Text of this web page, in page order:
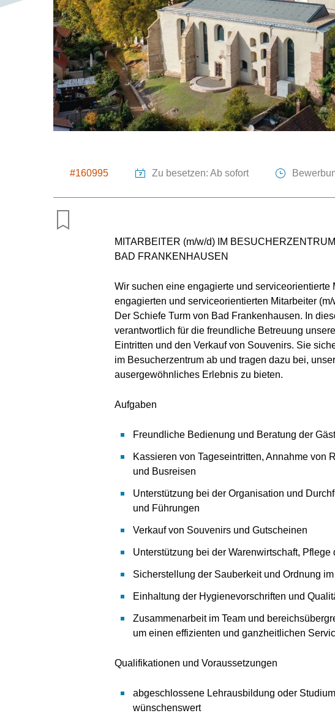
#160995 Zu besetzen: Ab sofort
MITARBEITER (m/w/d) IM
BAD FRANKENHAUSEN
Wir suchen eine engagierte und serviceorientierte
engagierten und serviceorientierten Mitarbeiter
Der Schiefe Turm von Bad Frankenhausen. In
verantwortlich für die freundliche Betreuung
Eintritten und den Verkauf von Souvenirs. Sie
im Besucherzentrum ab und tragen dazu bei,
ausergewöhnliches Erlebnis zu bieten.
Aufgaben
Freundliche Bedienung und Beratung der
Kassieren von Tageseintritten, Annahme von
und Busreisen
Unterstützung bei der Organisation und
und Führungen
Verkauf von Souvenirs und Gutscheinen
Unterstützung bei der Warenwirtschaft,
Sicherstellung der Sauberkeit und Ordnung
Einhaltung der Hygienevorschriften und
Zusammenarbeit im Team und
um einen effizienten und ganzheitlichen
Qualifikationen und Voraussetzungen
abgeschlossene Lehrausbildung oder
wünschenswert